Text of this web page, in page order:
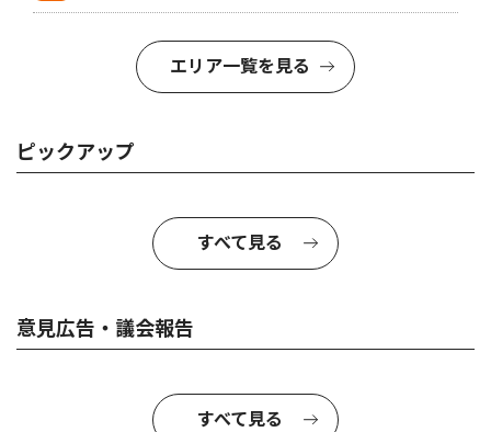
エリア一覧を見る
ピックアップ
すべて見る
意見広告・議会報告
すべて見る